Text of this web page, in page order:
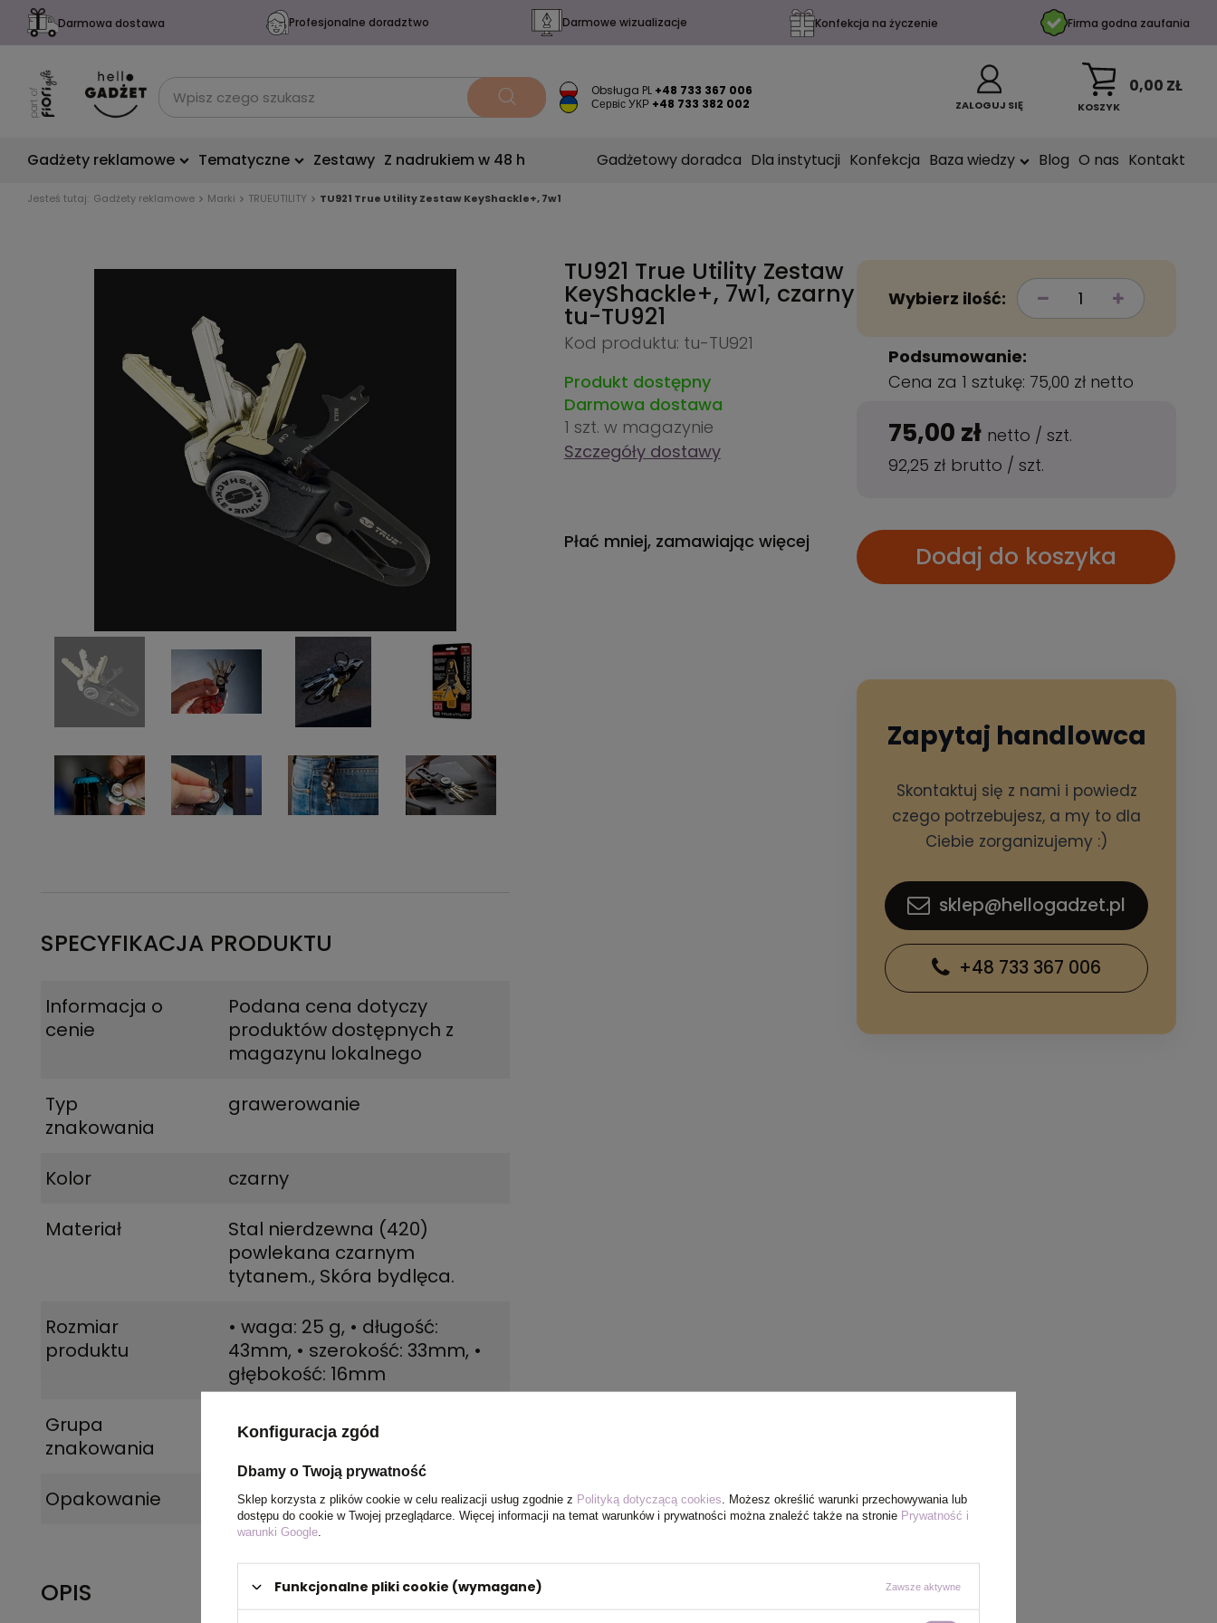
Darmowa dostawa Profesjonalne doradztwo Darmowe wizualizacje Konfekcja na życzenie Firma godna zaufania
Obsługa PL +48 733 367 006
Сервіс УКР +48 733 382 002 ZALOGUJ SIĘ KOSZYK
0,00 ZŁ
Gadżety reklamowe Tematyczne Zestawy Z nadrukiem w 48 h Gadżetowy doradca Dla instytucji Konfekcja Baza wiedzy Blog O nas Kontakt
Jesteś tutaj: Gadżety reklamowe Marki TRUEUTILITY TU921 True Utility Zestaw KeyShackle+, 7w1
SPECYFIKACJA PRODUKTU
Informacja o
cenie
Podana cena dotyczy
produktów dostępnych z
magazynu lokalnego
Typ
znakowania
grawerowanie
Kolor
czarny
Materiał
Stal nierdzewna (420)
powlekana czarnym
tytanem., Skóra bydlęca.
Rozmiar
produktu
• waga: 25 g, • długość:
43mm, • szerokość: 33mm, •
głębokość: 16mm
Grupa
znakowania
laser
Opakowanie blister
OPIS
TU921 True Utility Zestaw
KeyShackle+, 7w1, czarny
tu-TU921
Kod produktu: tu-TU921
Produkt dostępny
Darmowa dostawa
1 szt. w magazynie
Szczegóły dostawy
Płać mniej, zamawiając więcej
Wybierz ilość:
Podsumowanie:
Cena za 1 sztukę: 75,00 zł netto
75,00 zł netto /szt.
92,25 zł brutto /szt.
Dodaj do koszyka
Zapytaj handlowca
Skontaktuj się z nami i powiedz
czego potrzebujesz, a my to dla
Ciebie zorganizujemy :)
sklep@hellogadzet.pl
+48 733 367 006
Konfiguracja zgód
Dbamy o Twoją prywatność
Sklep korzysta z plików cookie w celu realizacji usług zgodnie z Polityką dotyczącą cookies . Możesz określić warunki przechowywania lub
dostępu do cookie w Twojej przeglądarce. Więcej informacji na temat warunków i prywatności można znaleźć także na stronie Prywatność i
warunki Google
Funkcjonalne pliki cookie (wymagane) Zawsze aktywne